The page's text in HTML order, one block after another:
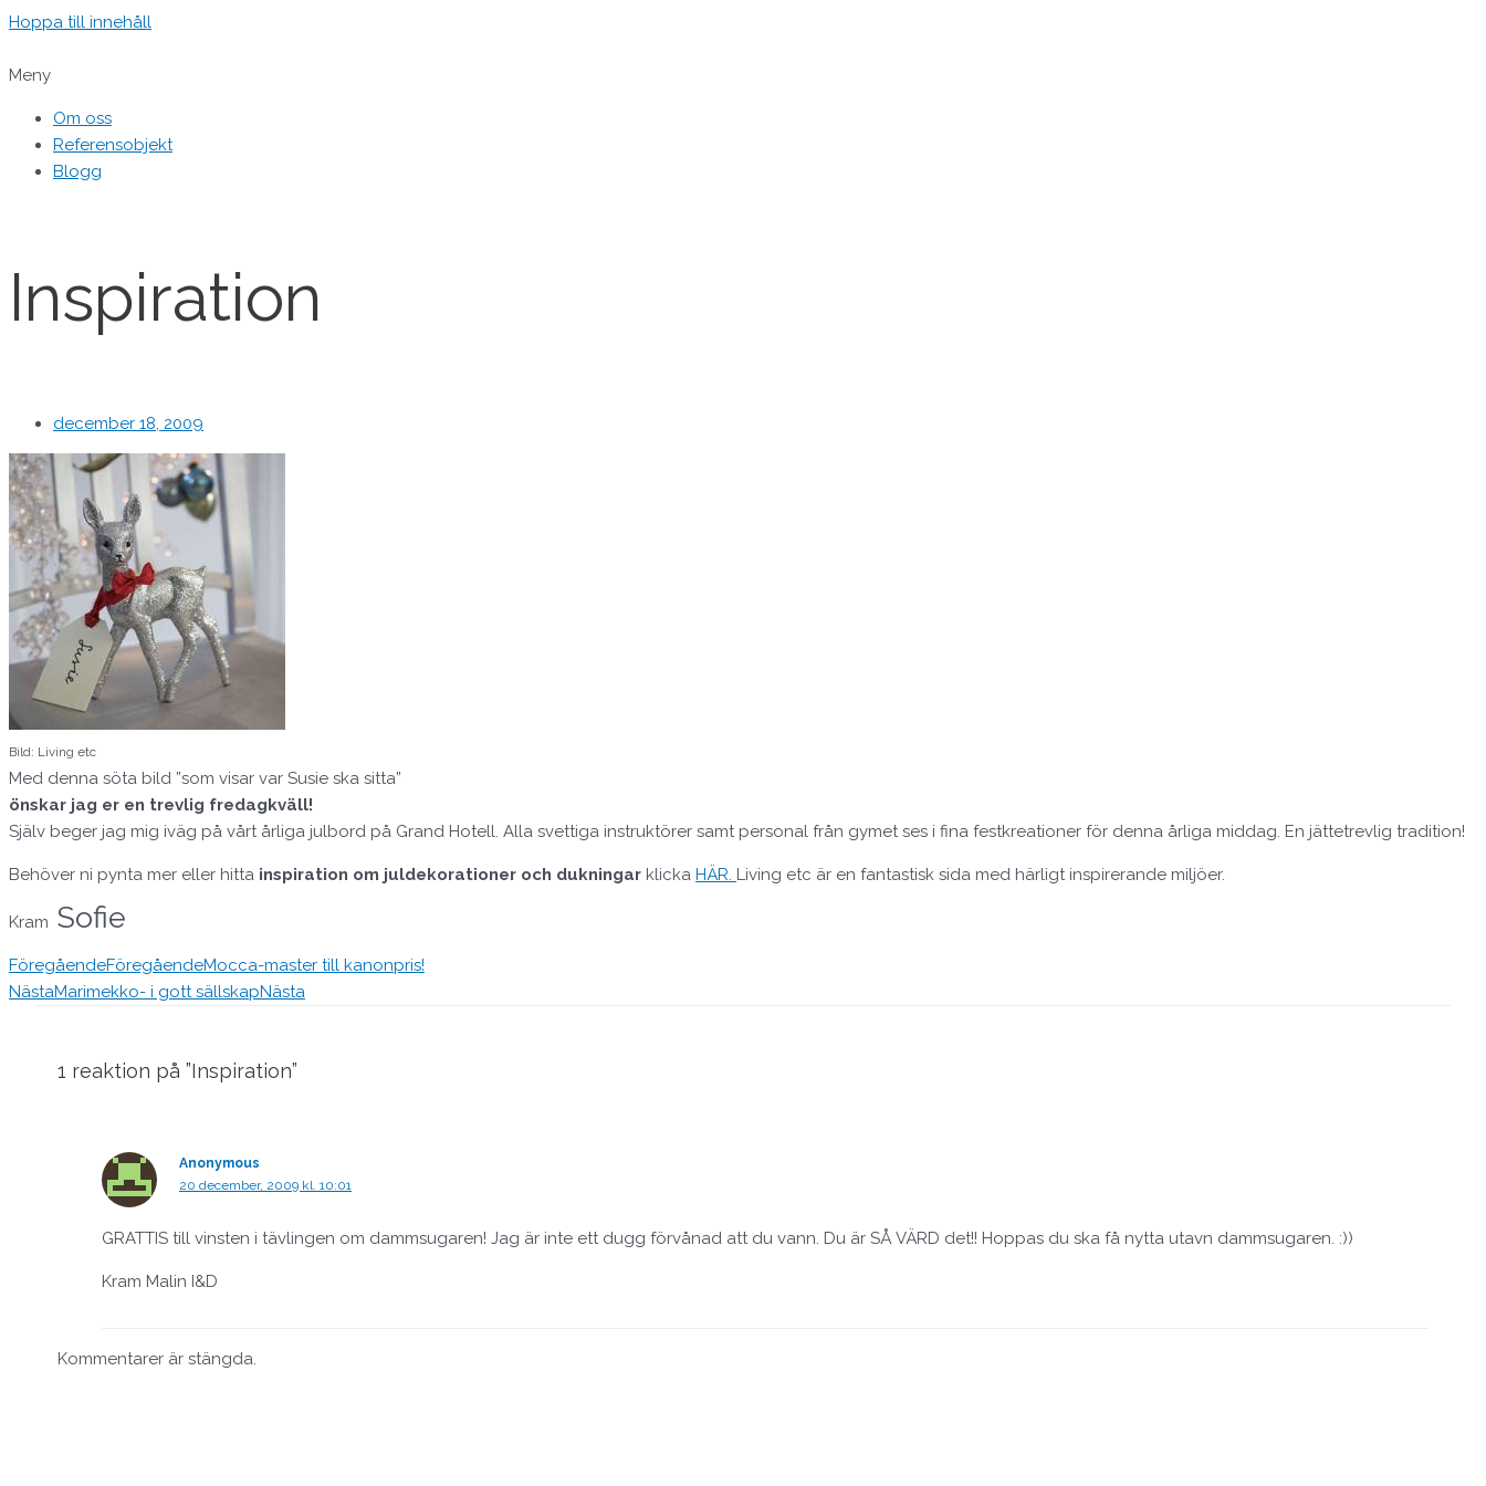
Hoppa till innehåll
Meny
Om oss
Referensobjekt
Blogg
Inspiration
december 18, 2009
Bild: Living etc
Med denna söta bild ”som visar var Susie ska sitta”
önskar jag er en trevlig fredagkväll!
Själv beger jag mig iväg på vårt årliga julbord på Grand Hotell. Alla svettiga instruktörer samt personal från gymet ses i fina festkreationer för denna årliga middag. En jättetrevlig tradition!
Behöver ni pynta mer eller hitta inspiration om juldekorationer och dukningar klicka HÄR. Living etc är en fantastisk sida med härligt inspirerande miljöer.
Kram Sofie
FöregåendeFöregåendeMocca-master till kanonpris!
NästaMarimekko- i gott sällskapNästa
1 reaktion på ”Inspiration”
Anonymous
20 december, 2009 kl. 10:01
GRATTIS till vinsten i tävlingen om dammsugaren! Jag är inte ett dugg förvånad att du vann. Du är SÅ VÄRD det!! Hoppas du ska få nytta utavn dammsugaren. :))
Kram Malin I&D
Kommentarer är stängda.